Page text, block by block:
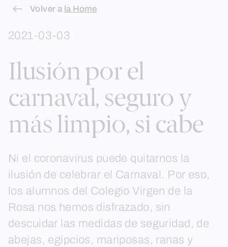
Skip
content
Volver a la Home
2021-03-03
Ilusión por el
carnaval, seguro y
más limpio, si cabe
Ni el coronavirus puede quitarnos la
ilusión de celebrar el Carnaval. Por eso,
los alumnos del Colegio Virgen de la
Rosa nos hemos disfrazado, sin
descuidar las medidas de seguridad, de
abejas, egipcios, mariposas, ranas y